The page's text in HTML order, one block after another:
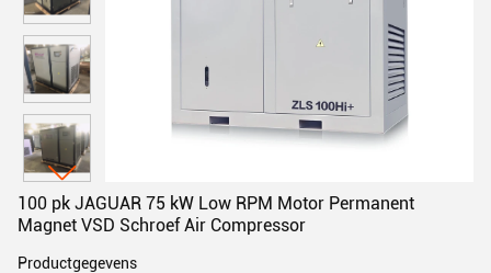
100 pk JAGUAR 75 kW Low RPM Motor Permanent
Magnet VSD Schroef Air Compressor
Productgegevens